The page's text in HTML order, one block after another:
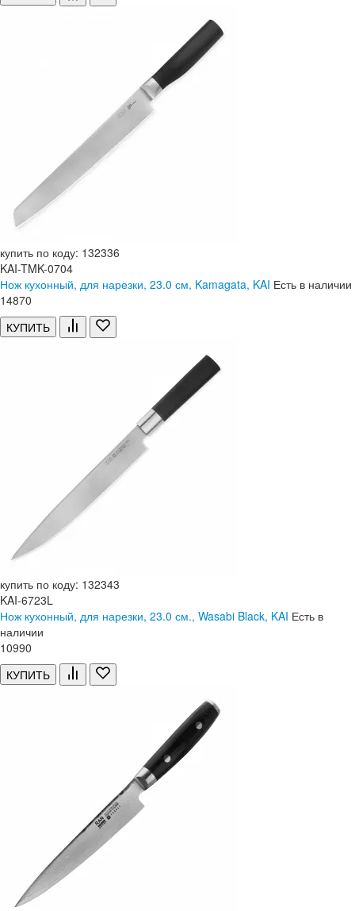
купить по коду: 132336
KAI-TMK-0704
Нож кухонный, для нарезки, 23.0 см, Kamagata, KAI Есть в наличии
14870
КУПИТЬ
купить по коду: 132343
KAI-6723L
Нож кухонный, для нарезки, 23.0 см., Wasabi Black, KAI Есть в
наличии
10990
КУПИТЬ